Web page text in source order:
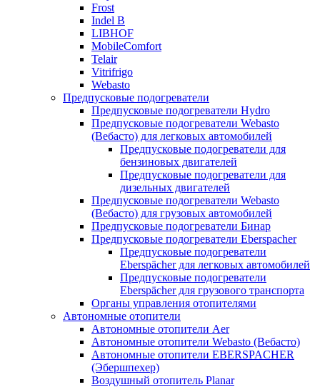
Frost
Indel B
LIBHOF
MobileComfort
Telair
Vitrifrigo
Webasto
Предпусковые подогреватели
Предпусковые подогреватели Hydro
Предпусковые подогреватели Webasto
(Вебасто) для легковых автомобилей
Предпусковые подогреватели для
бензиновых двигателей
Предпусковые подогреватели для
дизельных двигателей
Предпусковые подогреватели Webasto
(Вебасто) для грузовых автомобилей
Предпусковые подогреватели Бинар
Предпусковые подогреватели Eberspacher
Предпусковые подогреватели
Eberspächer для легковых автомобилей
Предпусковые подогреватели
Eberspächer для грузового транспорта
Органы управления отопителями
Автономные отопители
Автономные отопители Аer
Автономные отопители Webasto (Вебасто)
Автономные отопители EBERSPACHER
(Эбершпехер)
Воздушный отопитель Planar